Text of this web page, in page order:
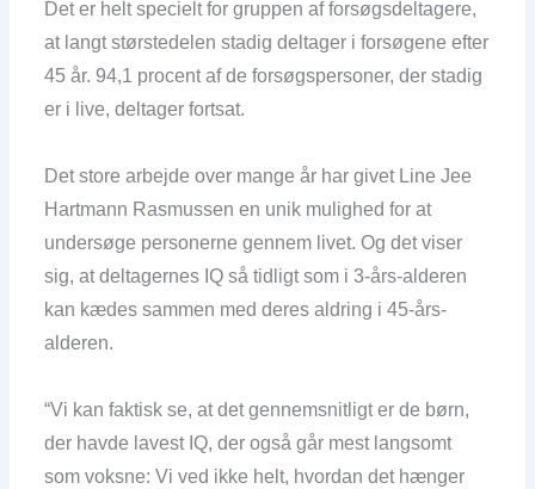
Det er helt specielt for gruppen af forsøgsdeltagere,
at langt størstedelen stadig deltager i forsøgene efter
45 år. 94,1 procent af de forsøgspersoner, der stadig
er i live, deltager fortsat.
Det store arbejde over mange år har givet Line Jee
Hartmann Rasmussen en unik mulighed for at
undersøge personerne gennem livet. Og det viser
sig, at deltagernes IQ så tidligt som i 3-års-alderen
kan kædes sammen med deres aldring i 45-års-
alderen.
“Vi kan faktisk se, at det gennemsnitligt er de børn,
der havde lavest IQ, der også går mest langsomt
som voksne: Vi ved ikke helt, hvordan det hænger